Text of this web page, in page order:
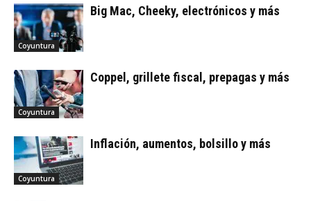
Coyuntura
Big Mac, Cheeky, electrónicos y más
Coyuntura
Coppel, grillete fiscal, prepagas y más
Coyuntura
Inflación, aumentos, bolsillo y más